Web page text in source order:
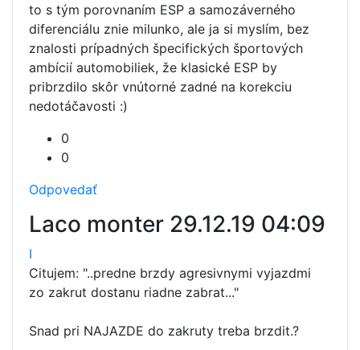
to s tým porovnaním ESP a samozáverného
diferenciálu znie milunko, ale ja si myslím, bez
znalosti prípadných špecifických športových
ambícií automobiliek, že klasické ESP by
pribrzdilo skôr vnútorné zadné na korekciu
nedotáčavosti :)
0
0
Odpovedať
Laco monter 29.12.19 04:09
I
Citujem: "..predne brzdy agresivnymi vyjazdmi
zo zakrut dostanu riadne zabrat..."
Snad pri NAJAZDE do zakruty treba brzdit.?